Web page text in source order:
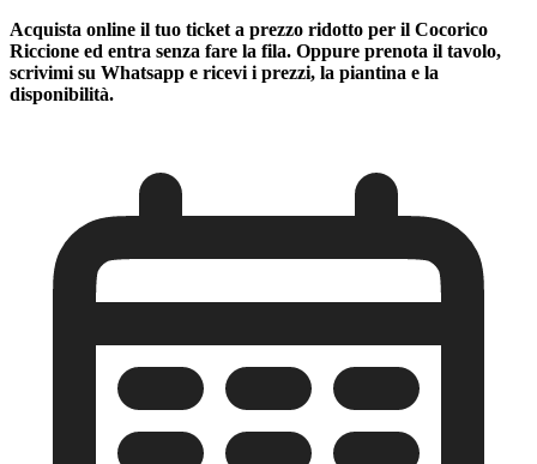
Acquista online il tuo ticket a prezzo ridotto per il Cocorico
Riccione ed entra senza fare la fila. Oppure prenota il tavolo,
scrivimi su Whatsapp e ricevi i prezzi, la piantina e la
disponibilità.